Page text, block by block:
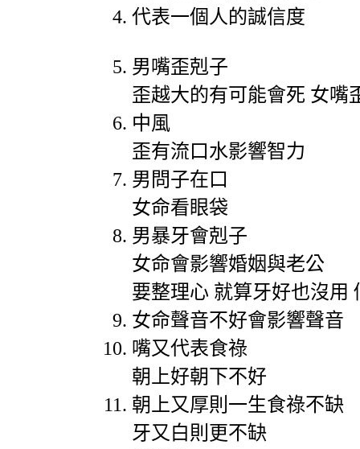
代表一個人的誠信度
男嘴歪剋子
歪越大的有可能會死 女嘴
中風
歪有流口水影響智力
男問子在口
女命看眼袋
男暴牙會剋子
女命會影響婚姻與老公
要整理心 就算牙好也沒用
女命聲音不好會影響聲音
嘴又代表食祿
朝上好朝下不好
朝上又厚則一生食祿不缺
牙又白則更不缺